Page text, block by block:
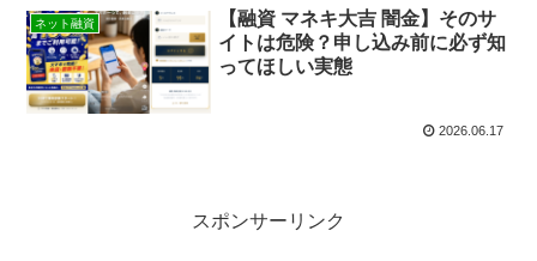
ネット融資
【融資 マネキ大吉 闇金】そのサ
イトは危険？申し込み前に必ず知
ってほしい実態
2026.06.17
スポンサーリンク